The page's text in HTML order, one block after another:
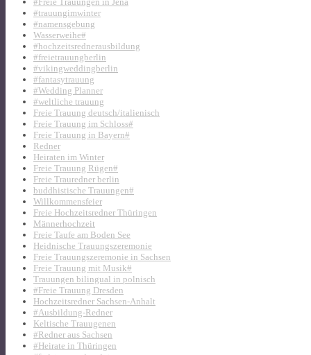
#trauungimwinter
#namensgebung
Wasserweihe#
#hochzeitsrednerausbildung
#freietrauungberlin
#vikingweddingberlin
#fantasytrauung
#Wedding Planner
#weltliche trauung
Freie Trauung deutsch/italienisch
Freie Trauung im Schloss#
Freie Trauung in Bayern#
Redner
Heiraten im Winter
Freie Trauung Rügen#
Freie Trauredner berlin
buddhistische Trauungen#
Willkommensfeier
Freie Hochzeitsredner Thüringen
Männerhochzeit
Freie Taufe am Boden See
Heidnische Trauungszeremonie
Freie Trauungszeremonie in Sachsen
Freie Trauung mit Musik#
Trauungen bilingual in polnisch
#Freie Trauung Dresden
Hochzeitsredner Sachsen-Anhalt
#Ausbildung-Redner
Keltische Trauugenen
#Redner aus Sachsen
#Heirate in Thüringen